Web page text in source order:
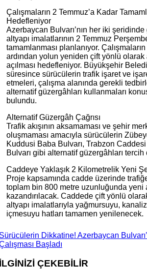
Çalışmaların 2 Temmuz’a Kadar
Hedefleniyor
Azerbaycan Bulvarı’nın her iki
altyapı imalatlarının 2 Temmuz
tamamlanması planlanıyor.
ardından yolun yeniden çift yönlü
açılması hedefleniyor. Büyükşehir
süresince sürücülerin trafik işaret ve
etmeleri, çalışma alanında gerekli
alternatif güzergâhları kullanmaları
bulundu.
Alternatif Güzergâh Çağrısı
Trafik akışının aksamaması ve şehir
oluşmaması amacıyla sürücülerin
Kuddusi Baba Bulvarı, Trabzon
Bulvarı gibi alternatif güzergâhları
Caddeye Yaklaşık 2 Kilometrelik Yeni
Proje kapsamında cadde üzerinde
toplam bin 800 metre uzunluğunda yeni
kazandırılacak. Caddede çift yönlü
altyapı imalatlarıyla yağmursuyu,
içmesuyu hatları tamamen yenilenecek.
Dikkatine! Azerbaycan
Başladı
ÇEKEBİLİR